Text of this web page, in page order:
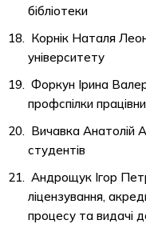
бібліотеки
Корнік Наталя
університету
Форкун Ірина
профспілки
Вичавка Анатолій
студентів
Андрощук Ігор
ліцензування,
процесу та видачі